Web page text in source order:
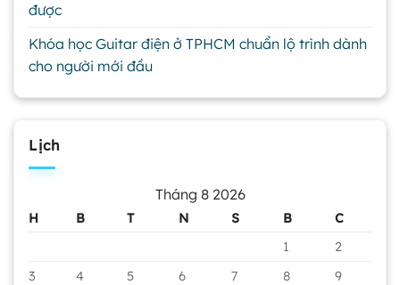
được
Khóa học Guitar điện ở TPHCM chuẩn lộ trình dành
cho người mới đầu
Lịch
Tháng 8 2026
H B T N S B
C
1
2
3
4 5 6 7 8
9